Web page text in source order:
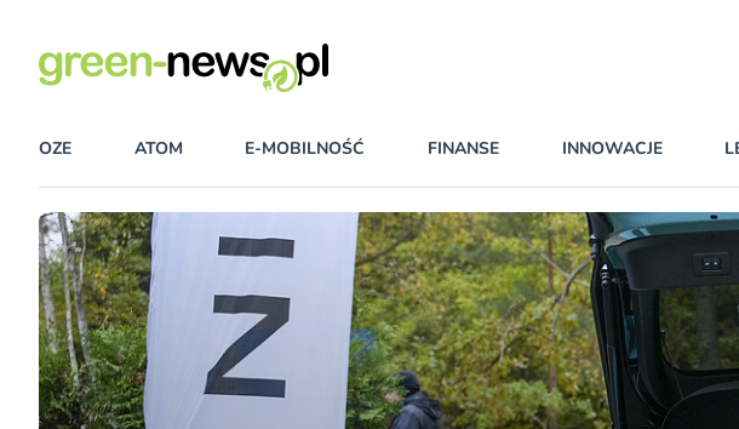
OZE ATOM E-MOBILNOŚĆ FINANSE INNOWACJE